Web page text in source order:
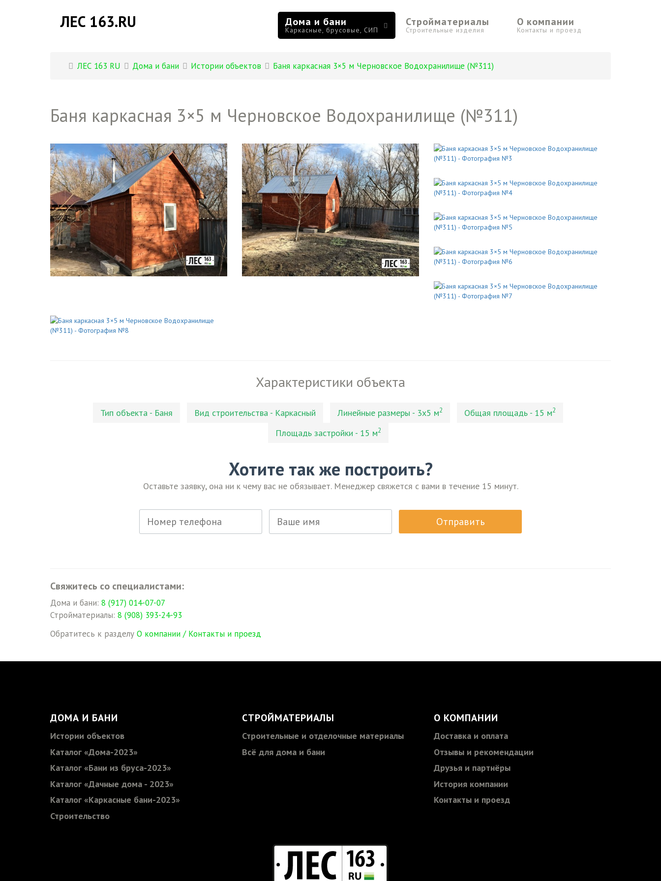
ЛЕС 163.RU Дома и бани
Каркасные, брусовые, СИП
Стройматериалы
Строительные изделия
О компании
Контакты и проезд
ЛЕС 163 RU Дома и бани Истории объектов Баня каркасная 3×5 м Черновское Водохранилище (№311)
Баня каркасная 3×5 м Черновское Водохранилище (№311)
Характеристики объекта
Тип объекта - Баня Вид строительства - Каркасный Линейные размеры - 3х5 м2 Общая площадь - 15 м2
Площадь застройки - 15 м2
Хотите так же построить?
Оставьте заявку, она ни к чему вас не обязывает. Менеджер свяжется с вами в течение 15 минут.
Отправить
Свяжитесь со специалистами:
Дома и бани: 8 (917) 014-07-07
Стройматериалы: 8 (908) 393-24-93
Обратитесь к разделу О компании / Контакты и проезд
ДОМА И БАНИ
Истории объектов
Каталог «Дома-2023»
Каталог «Бани из бруса-2023»
Каталог «Дачные дома - 2023»
Каталог «Каркасные бани-2023»
Строительство
СТРОЙМАТЕРИАЛЫ
Строительные и отделочные материалы
Всё для дома и бани
О КОМПАНИИ
Доставка и оплата
Отзывы и рекомендации
Друзья и партнёры
История компании
Контакты и проезд